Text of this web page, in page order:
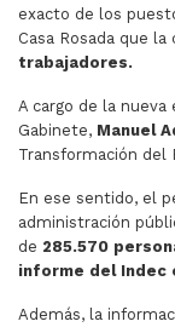
exacto de los
Casa Rosada que la
trabajadores.
A cargo de la
Gabinete, Manuel
Transformación del
En ese sentido, el
administración
de 285.570
informe del Indec
Además, la